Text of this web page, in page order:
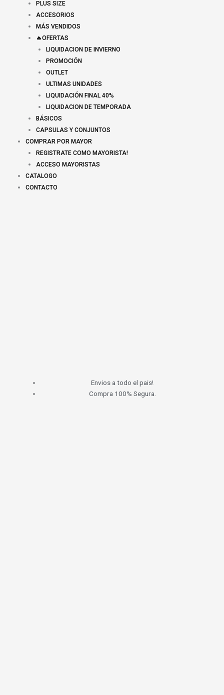
PLUS SIZE
ACCESORIOS
MÁS VENDIDOS
🔥OFERTAS
LIQUIDACION DE INVIERNO
PROMOCIÓN
OUTLET
ULTIMAS UNIDADES
LIQUIDACIÓN FINAL 40%
LIQUIDACION DE TEMPORADA
BÁSICOS
CAPSULAS Y CONJUNTOS
COMPRAR POR MAYOR
REGISTRATE COMO MAYORISTA!
ACCESO MAYORISTAS
CATALOGO
CONTACTO
Envios a todo el pais!
Compra 100% Segura.